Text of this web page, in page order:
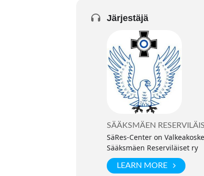
Järjestäjä
SÄÄKSMÄEN
SäRes-Center on
Sääksmäen Reserviläiset ry
LEARN MORE